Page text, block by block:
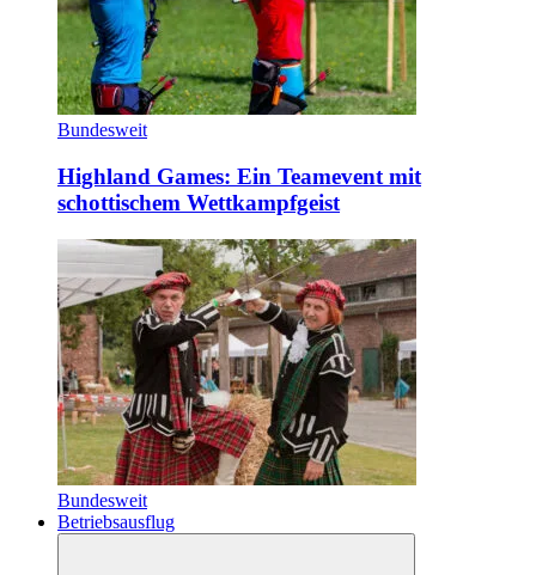
Bundesweit
Highland Games: Ein Teamevent mit
schottischem Wettkampfgeist
Bundesweit
Betriebsausflug